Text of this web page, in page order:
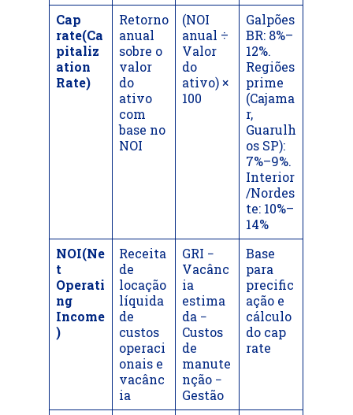
Cap
rate(Ca
pitaliz
ation
Rate)
Retorno
anual
sobre o
valor
do
ativo
com
base no
NOI
(NOI
anual ÷
Valor
do
ativo) ×
100
Galpões
BR: 8%–
12%.
Regiões
prime
(Cajama
r,
Guarulh
os SP):
7%–9%.
Interior
/Nordes
te: 10%–
14%
NOI(Ne
t
Operati
ng
Income
)
Receita
de
locação
líquida
de
custos
operaci
onais e
vacânc
ia
GRI −
Vacânc
ia
estima
da −
Custos
de
manute
nção −
Gestão
Base
para
precific
ação e
cálculo
do cap
rate